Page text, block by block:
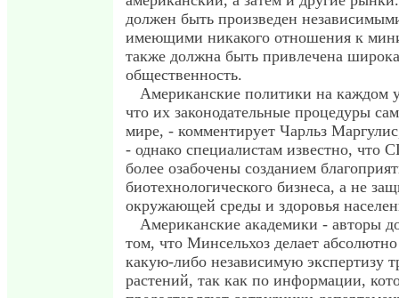
должен быть произведен
имеющими никакого отношения к
также должна быть привлечена
общественность.
Американские политики на каждом
что их законодательные процедуры
мире, - комментирует Чарльз
- однако специалистам известно, что
более озабочены созданием
биотехнологического бизнеса, а не
окружающей среды и здоровья
Американские академики - авторы
том, что Минсельхоз делает
какую-либо независимую экспертизу
растений, так как по информации,